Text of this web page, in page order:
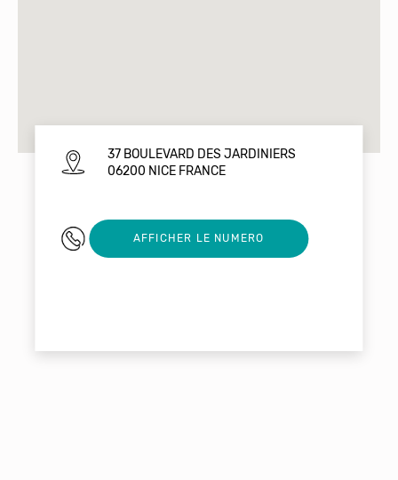
37 BOULEVARD DES JARDINIERS
06200 NICE FRANCE
04 92 29 09 09
AFFICHER LE NUMERO